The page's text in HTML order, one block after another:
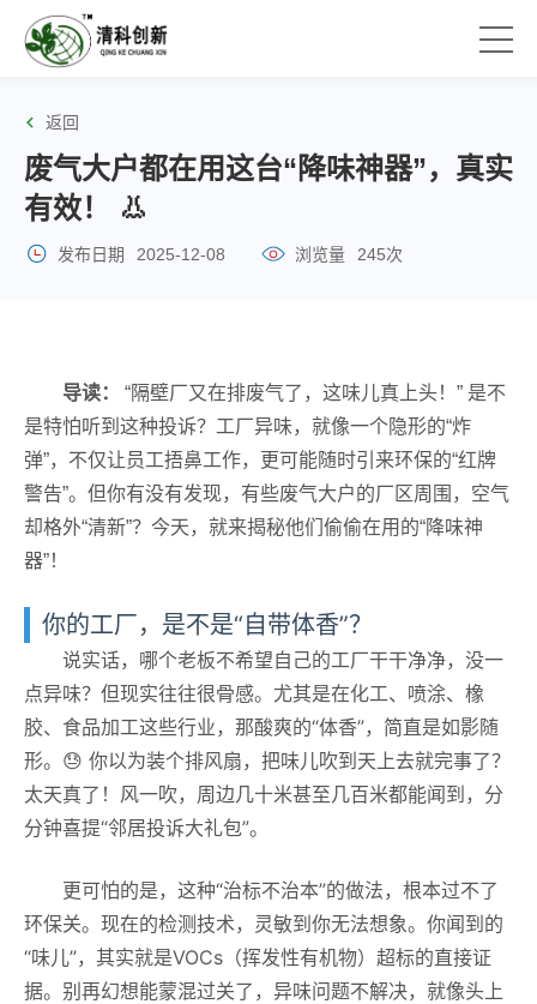
返回
废气大户都在用这台“降味神器”，真实
有效！ 👃
发布日期 2025-12-08 浏览量 245次
导读：
“隔壁厂又在排废气了，这味儿真上头！” 是不
是特怕听到这种投诉？工厂异味，就像一个隐形的“炸
弹”，不仅让员工捂鼻工作，更可能随时引来环保的“红牌
警告”。但你有没有发现，有些废气大户的厂区周围，空气
却格外“清新”？今天，就来揭秘他们偷偷在用的“降味神
器”！
你的工厂，是不是“自带体香”？
说实话，哪个老板不希望自己的工厂干干净净，没一
点异味？但现实往往很骨感。尤其是在化工、喷涂、橡
胶、食品加工这些行业，那酸爽的“体香”，简直是如影随
形。😓 你以为装个排风扇，把味儿吹到天上去就完事了？
太天真了！风一吹，周边几十米甚至几百米都能闻到，分
分钟喜提“邻居投诉大礼包”。
更可怕的是，这种“治标不治本”的做法，根本过不了
环保关。现在的检测技术，灵敏到你无法想象。你闻到的
“味儿”，其实就是VOCs（挥发性有机物）超标的直接证
据。别再幻想能蒙混过关了，异味问题不解决，就像头上